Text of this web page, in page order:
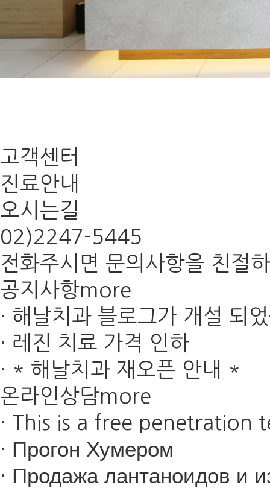
고객센터
진료안내
오시는길
02)2247-5445
전화주시면 문의사항을 친절
공지사항more
· 해날치과 블로그가 개설 되
· 레진 치료 가격 인하
· * 해날치과 재오픈 안내 *
온라인상담more
· This is a free penetration
· Прогон Хумером
· Продажа лантаноидов и